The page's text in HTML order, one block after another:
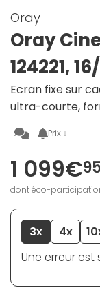
Oray
Oray
124221,
Ecran fixe sur
ultra-courte,
Prix ↓
1 099€
dont éco-
3x 4x
Une erreur est